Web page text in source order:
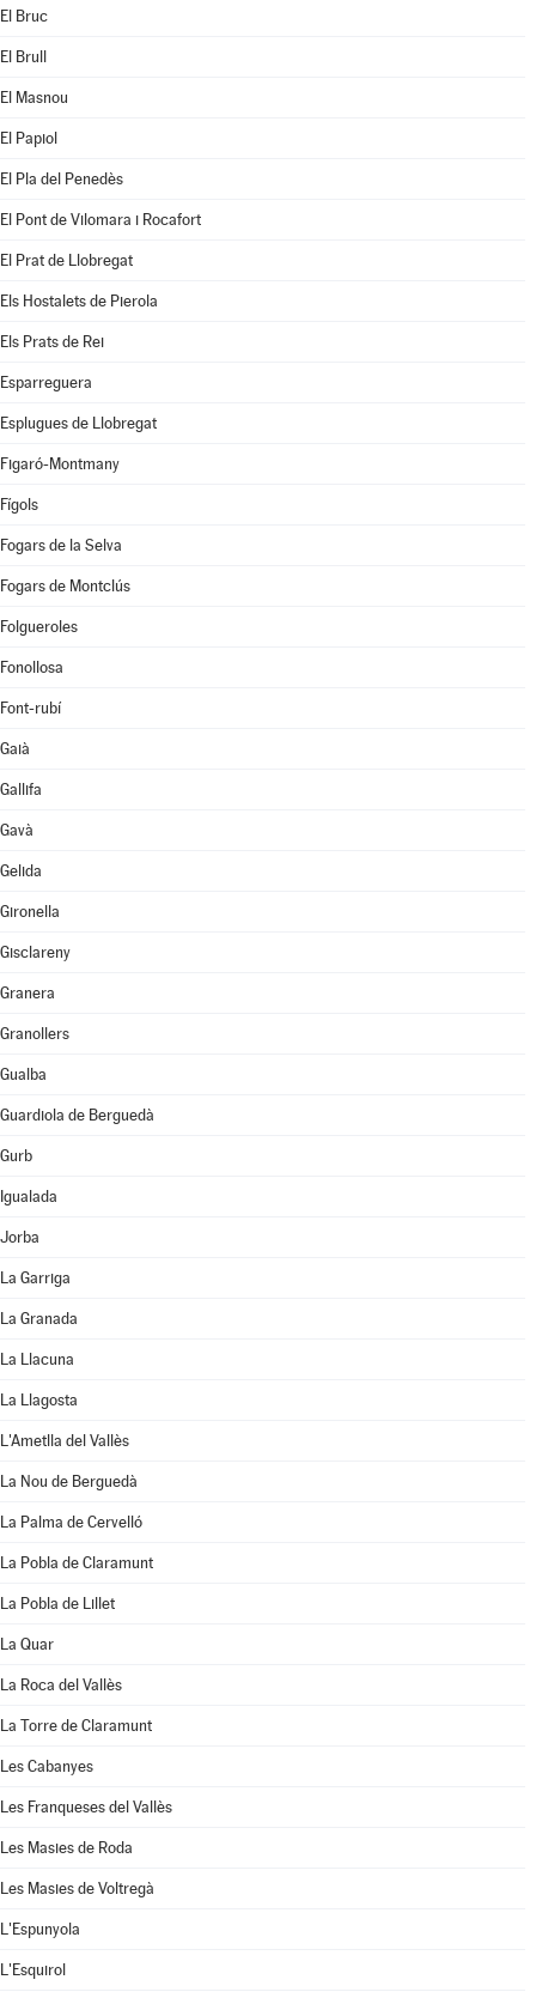
El Bruc
El Brull
El Masnou
El Papiol
El Pla del Penedès
El Pont de Vilomara i Rocafort
El Prat de Llobregat
Els Hostalets de Pierola
Els Prats de Rei
Esparreguera
Esplugues de Llobregat
Figaró-Montmany
Fígols
Fogars de la Selva
Fogars de Montclús
Folgueroles
Fonollosa
Font-rubí
Gaià
Gallifa
Gavà
Gelida
Gironella
Gisclareny
Granera
Granollers
Gualba
Guardiola de Berguedà
Gurb
Igualada
Jorba
La Garriga
La Granada
La Llacuna
La Llagosta
L'Ametlla del Vallès
La Nou de Berguedà
La Palma de Cervelló
La Pobla de Claramunt
La Pobla de Lillet
La Quar
La Roca del Vallès
La Torre de Claramunt
Les Cabanyes
Les Franqueses del Vallès
Les Masies de Roda
Les Masies de Voltregà
L'Espunyola
L'Esquirol